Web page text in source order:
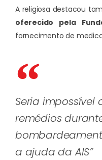
A religiosa destacou
oferecido pela
fornecimento de
Seria impossível
remédios
a ajuda da AIS”